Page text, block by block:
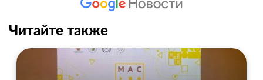
Читайте также